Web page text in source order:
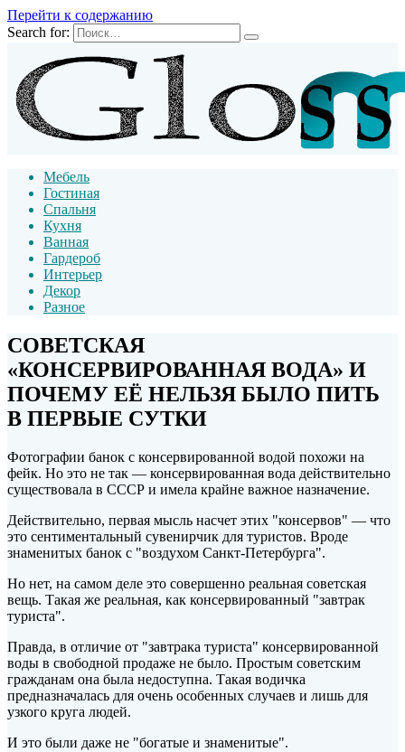
Перейти к содержанию
Search for:
Мебель
Гостиная
Спальня
Кухня
Ванная
Гардероб
Интерьер
Декор
Разное
СОВЕТСКАЯ
«КОНСЕРВИРОВАННАЯ ВОДА» И
ПОЧЕМУ ЕЁ НЕЛЬЗЯ БЫЛО ПИТЬ
В ПЕРВЫЕ СУТКИ
Фотографии банок с консервированной водой похожи на
фейк. Но это не так — консервированная вода действительно
существовала в СССР и имела крайне важное назначение.
Действительно, первая мысль насчет этих "консервов" — что
это сентиментальный сувенирчик для туристов. Вроде
знаменитых банок с "воздухом Санкт-Петербурга".
Но нет, на самом деле это совершенно реальная советская
вещь. Такая же реальная, как консервированный "завтрак
туриста".
Правда, в отличие от "завтрака туриста" консервированной
воды в свободной продаже не было. Простым советским
гражданам она была недоступна. Такая водичка
предназначалась для очень особенных случаев и лишь для
узкого круга людей.
И это были даже не "богатые и знаменитые".